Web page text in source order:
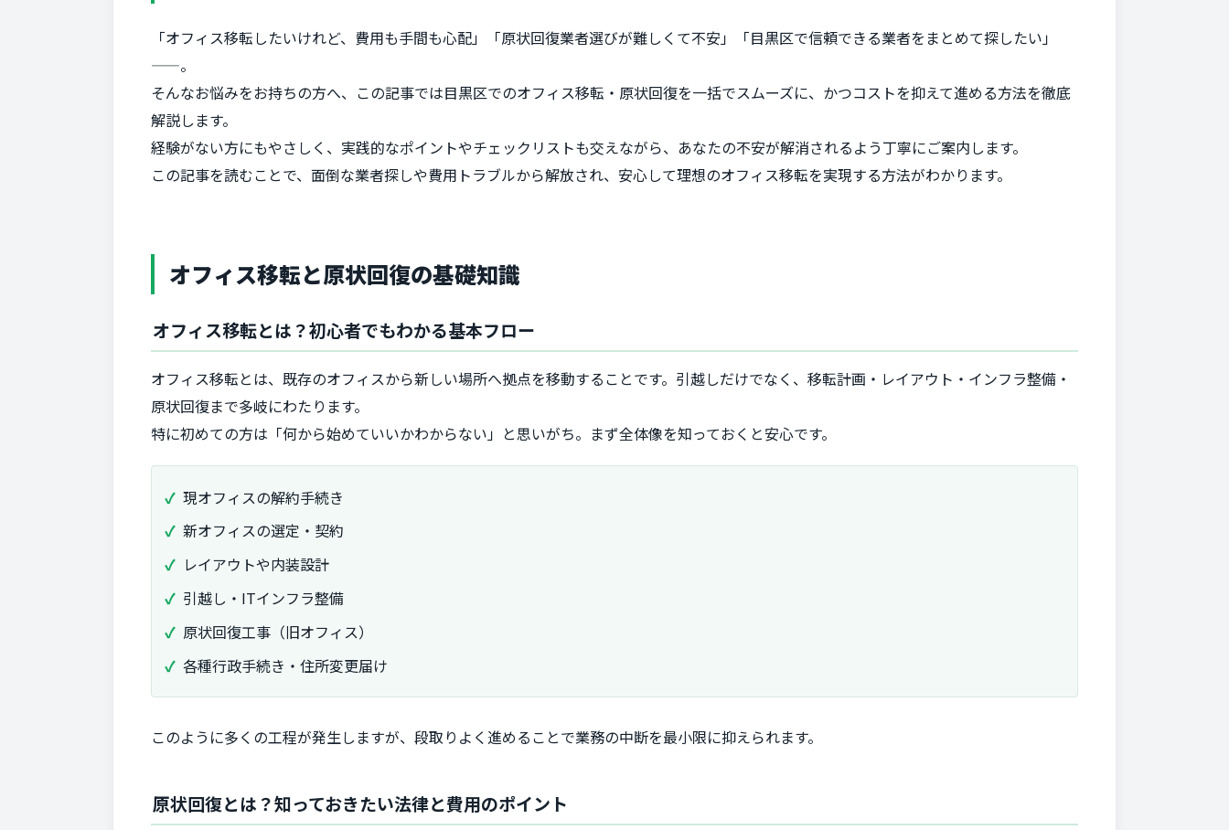
「オフィス移転したいけれど、費用も手間も心配」「原状回復業者選びが難しくて不安」「目黒区で信頼できる業者をまとめて探したい」
——。
そんなお悩みをお持ちの方へ、この記事では目黒区でのオフィス移転・原状回復を一括でスムーズに、かつコストを抑えて進める方法を徹底
解説します。
経験がない方にもやさしく、実践的なポイントやチェックリストも交えながら、あなたの不安が解消されるよう丁寧にご案内します。
この記事を読むことで、面倒な業者探しや費用トラブルから解放され、安心して理想のオフィス移転を実現する方法がわかります。
オフィス移転と原状回復の基礎知識
オフィス移転とは？初心者でもわかる基本フロー
オフィス移転とは、既存のオフィスから新しい場所へ拠点を移動することです。引越しだけでなく、移転計画・レイアウト・インフラ整備・
原状回復まで多岐にわたります。
特に初めての方は「何から始めていいかわからない」と思いがち。まず全体像を知っておくと安心です。
現オフィスの解約手続き
新オフィスの選定・契約
レイアウトや内装設計
引越し・ITインフラ整備
原状回復工事（旧オフィス）
各種行政手続き・住所変更届け
このように多くの工程が発生しますが、段取りよく進めることで業務の中断を最小限に抑えられます。
原状回復とは？知っておきたい法律と費用のポイント